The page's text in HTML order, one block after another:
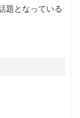
題となっている